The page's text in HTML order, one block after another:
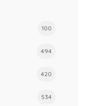
100
494
420
534